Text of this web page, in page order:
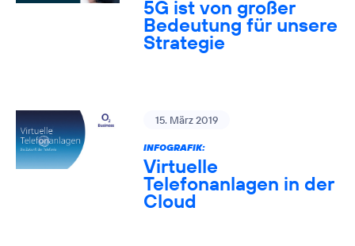
5G ist von großer
Bedeutung für unsere
Strategie
15. März 2019
INFOGRAFIK:
Virtuelle
Telefonanlagen in der
Cloud